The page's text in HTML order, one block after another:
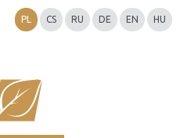
PL CS RU DE EN HU